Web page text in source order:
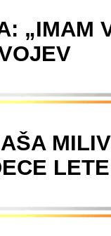
„IMAM